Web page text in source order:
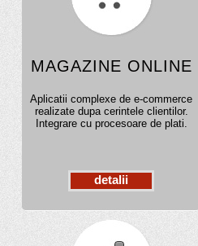
MAGAZINE ONLINE
Aplicatii complexe de e-commerce
realizate dupa cerintele clientilor.
Integrare cu procesoare de plati.
detalii